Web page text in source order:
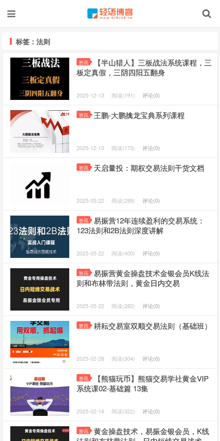
标签：法则
资讯
【半山猎人】三板战法系统课程，三
板定真假，三阴四阳五翻身
2025-12-13 阅读(191) 评论(0)
资讯 王鹏-大鹏擒龙宝典系列课程
2025-12-13 阅读(173) 评论(0)
资讯 天启量投：期权交易法则干货文档
2025-05-22 阅读(289) 评论(0)
资讯
易振营12年连续盈利的交易系统：
123法则和2B法则深度讲解
2025-05-22 阅读(400) 评论(0)
资讯
易振营黄金操盘技术金银会员K线法
则和布林带法则，黄金日内交易
2025-05-22 阅读(282) 评论(0)
资讯 耕耘交易室双顺交易法则（基础班）
2025-02-28 阅读(304) 评论(0)
资讯
【熊猫玩币】熊猫交易学社黄金VIP
系统课02-基础篇 13集
2025-02-14 阅读(322) 评论(0)
资讯
黄金操盘技术，易振金银会员，K线